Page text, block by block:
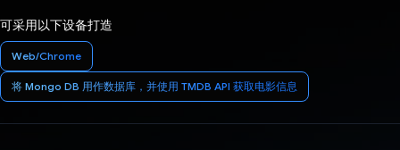
可采用以下设备打造
Web/Chrome
将 Mongo DB 用作数据库，并使用 TMDB API 获取电影信息